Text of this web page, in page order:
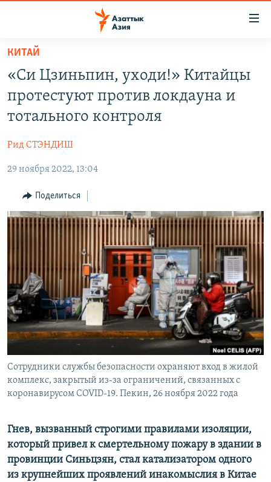
Вернуться
основному
содержанию
Вернутся
главной
Вернутся
поиску
ТАДЖИКИСТАН
НОВОСТИ
ВОЙНА В УКРАИНЕ
ҚАЗАҚША
КЫРГЫЗЧА
ЎЗБЕКЧА
ТОҶИКӢ
TÜRKMENÇE
ПОДПИШИТЕСЬ НА НАС В СОЦСЕТЯХ
Все сайты РСЕ/РС
КИТАЙ
«Си Цзиньпин, уходи!» Китайцы
протестуют против локдауна и
тотального контроля
Рид СТЭНДИШ
29 ноября 2022, 13:04
Поделиться
Сотрудники службы безопасности охраняют вход в жилой
комплекс, закрытый из-за ограничений, связанных с
коронавирусом COVID-19. Пекин, 26 ноября 2022 года
Гнев, вызванный строгими правилами изоляции,
который привел к смертельному пожару в здании в
провинции Синьцзян, стал катализатором одного
из крупнейших проявлений инакомыслия в Китае